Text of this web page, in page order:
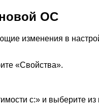
ОС
изменения в
«Свойства».
с:» и выберите